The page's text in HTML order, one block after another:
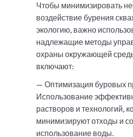
Чтобы минимизировать
воздействие бурения
экологию, важно
надлежащие методы
охраны окружающей
включают:
— Оптимизация буровых
Использование
растворов и технологий,
минимизируют отходы и
использование воды.